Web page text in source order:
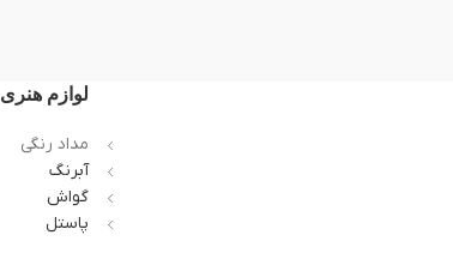
لوازم هنری
مداد رنگی
آبرنگ
گواش
پاستل